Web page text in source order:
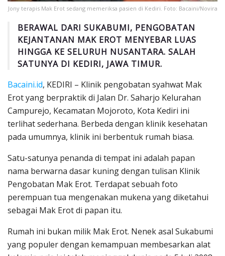
Jony terapis Mak Erot sedang memeriksa pasien di Kediri. Foto: Bacaini/Novira
BERAWAL DARI SUKABUMI, PENGOBATAN
KEJANTANAN MAK EROT MENYEBAR LUAS
HINGGA KE SELURUH NUSANTARA. SALAH
SATUNYA DI KEDIRI, JAWA TIMUR.
Bacaini.id, KEDIRI – Klinik pengobatan syahwat Mak
Erot yang berpraktik di Jalan Dr. Saharjo Kelurahan
Campurejo, Kecamatan Mojoroto, Kota Kediri ini
terlihat sederhana. Berbeda dengan klinik kesehatan
pada umumnya, klinik ini berbentuk rumah biasa.
Satu-satunya penanda di tempat ini adalah papan
nama berwarna dasar kuning dengan tulisan Klinik
Pengobatan Mak Erot. Terdapat sebuah foto
perempuan tua mengenakan mukena yang diketahui
sebagai Mak Erot di papan itu.
Rumah ini bukan milik Mak Erot. Nenek asal Sukabumi
yang populer dengan kemampuan membesarkan alat